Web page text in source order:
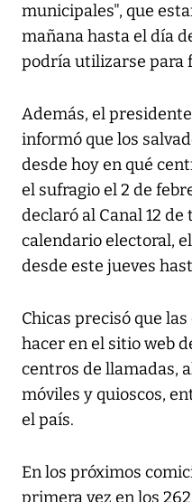
municipales", que
mañana hasta el día
podría utilizarse para
Además, el
informó que los
desde hoy en qué
el sufragio el 2 de
declaró al Canal 12
calendario electoral,
desde este jueves
Chicas precisó que
hacer en el sitio web
centros de llamadas,
móviles y quioscos,
el país.
En los próximos
primera vez en los